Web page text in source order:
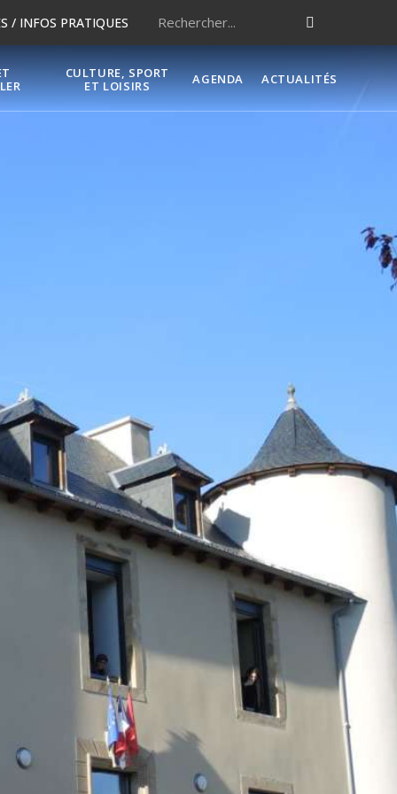
/ INFOS PRATIQUES
CULTURE, SPORT
ET LOISIRS
AGENDA ACTUALITÉS